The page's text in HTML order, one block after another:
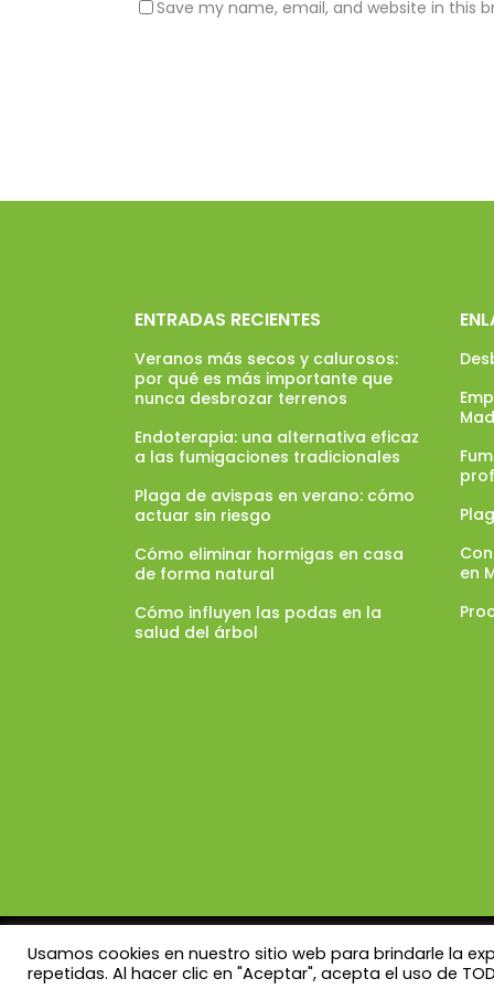
Save my name, email, and website in this
ENTRADAS RECIENTES
Veranos más secos y calurosos:
por qué es más importante que
nunca desbrozar terrenos
Endoterapia: una alternativa eficaz
a las fumigaciones tradicionales
Plaga de avispas en verano: cómo
actuar sin riesgo
Cómo eliminar hormigas en casa
de forma natural
Cómo influyen las podas en la
salud del árbol
en
COINVE S.A. 2014 © – Todos los Derechos Reservados |Aviso
Usamos cookies en nuestro sitio web para brindarle la
repetidas. Al hacer clic en "Aceptar", acepta el uso de